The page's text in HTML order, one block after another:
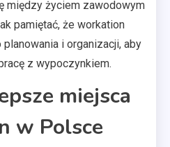
między życiem zawodowym
pamiętać, że workation
i organizacji, aby
z wypoczynkiem.
miejsca
w Polsce